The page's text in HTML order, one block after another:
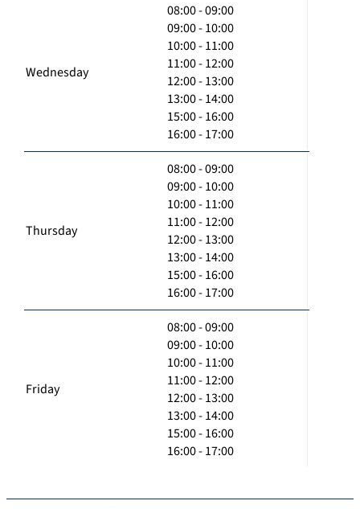
Wednesday
08:00 - 09:00
09:00 - 10:00
10:00 - 11:00
11:00 - 12:00
12:00 - 13:00
13:00 - 14:00
15:00 - 16:00
16:00 - 17:00
Thursday
08:00 - 09:00
09:00 - 10:00
10:00 - 11:00
11:00 - 12:00
12:00 - 13:00
13:00 - 14:00
15:00 - 16:00
16:00 - 17:00
Friday
08:00 - 09:00
09:00 - 10:00
10:00 - 11:00
11:00 - 12:00
12:00 - 13:00
13:00 - 14:00
15:00 - 16:00
16:00 - 17:00